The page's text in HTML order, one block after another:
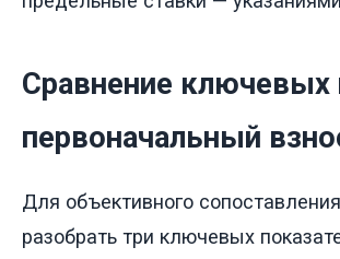
Сравнение ключевых
первоначальный
Для объективного
разобрать три ключевых